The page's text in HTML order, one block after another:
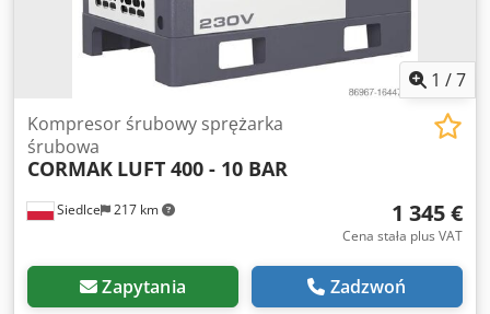
1 /7
Siedlce 217 km
Kompresor śrubowy sprężarka
śrubowa
CORMAK LUFT 400 - 10 BAR
1 345 €
Cena stała plus VAT
Zapytania Zadzwoń